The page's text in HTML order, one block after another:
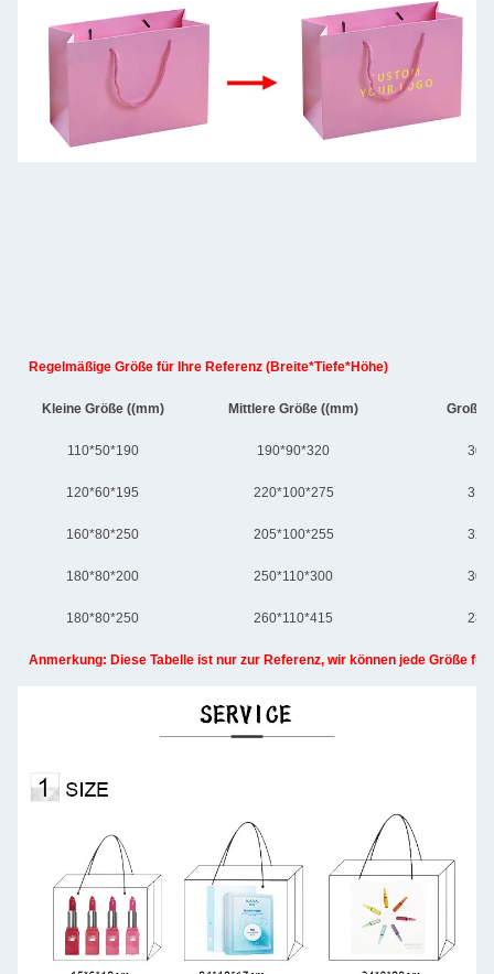
Regelmäßige Größe für Ihre Referenz (Breite*Tiefe*Höhe)
Kleine Größe ((mm) Mittlere Größe ((mm) Große
110*50*190 190*90*320
120*60*195 220*100*275
160*80*250 205*100*255
180*80*200 250*110*300
180*80*250 260*110*415
Anmerkung: Diese Tabelle ist nur zur Referenz, wir können jede Größe für